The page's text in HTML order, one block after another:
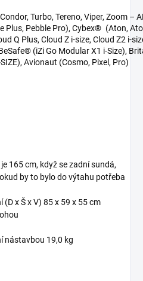
Turbo, Tereno, Viper, Zoom –
Plus, Pebble Pro), Cybex® (Aton,
Q Plus, Cloud Z i-size, Cloud Z2 i-
(iZi Go Modular X1 i-Size),
SIZE), Avionaut (Cosmo, Pixel, Pro)
165 cm, když se zadní sundá,
by to bylo do výtahu potřeba
x Š x V) 85 x 59 x 55 cm
nástavbou 19,0 kg